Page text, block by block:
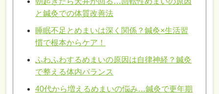
と鍼灸での体質改善法
睡眠不足とめまいは深く関係？鍼灸×生活習
慣で根本からケア！
ふわふわするめまいの原因は自律神経？鍼灸
で整える体内バランス
40代から増えるめまいの悩み…鍼灸で更年期